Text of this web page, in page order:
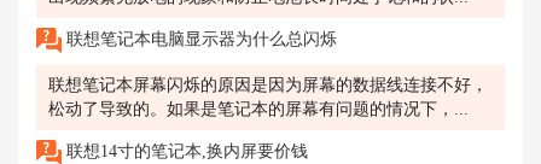
联想笔记本电脑显示器为什么总闪烁
联想笔记本屏幕闪烁的原因是因为屏幕的数据线连接不好，
松动了导致的。如果是笔记本的屏幕有问题的情况下，...
联想14寸的笔记本,换内屏要价钱